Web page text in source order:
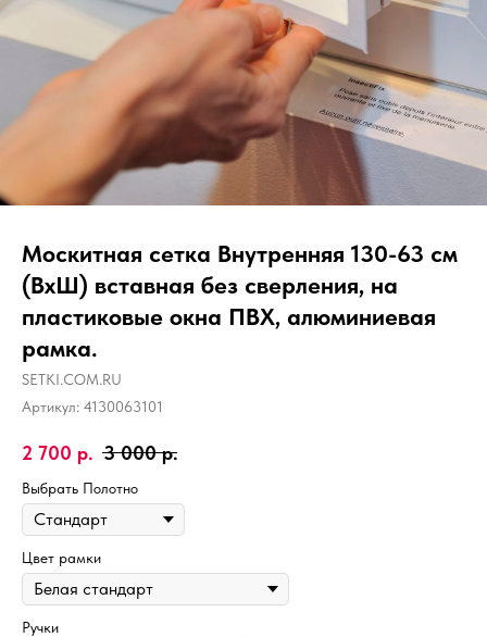
Москитная сетка Внутренняя 130-63 см
(ВхШ) вставная без сверления, на
пластиковые окна ПВХ, алюминиевая
рамка.
SETKI.COM.RU
Артикул: 4130063101
2 700 р. 3 000 р.
Выбрать Полотно
Цвет рамки
Ручки